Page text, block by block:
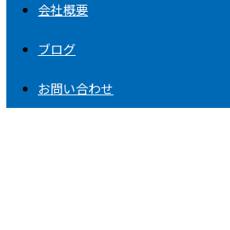
会社概要
ブログ
お問い合わせ